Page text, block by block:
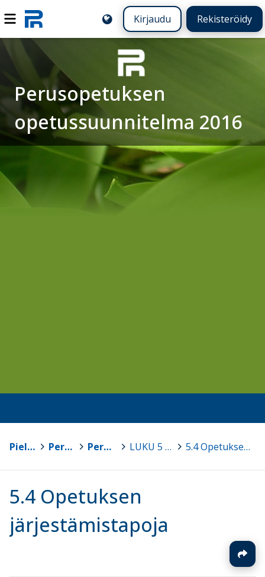
Kirjaudu Rekisteröidy
Perusopetuksen
opetussuunnitelma 2016
Pielavesi Perusopetus Perusopetuksen opetussuunnitelma 2016 LUKU 5 Oppimista ja hyvinvointia edistävä koulutyön järjestäminen > 5.4 Opetuksen järjestämistapoja
5.4 Opetuksen
järjestämistapoja